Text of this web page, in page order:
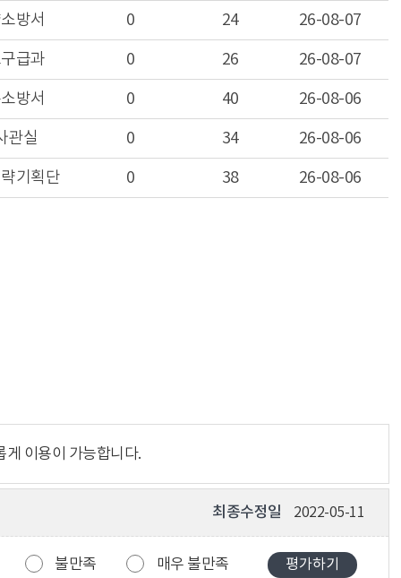
방서 0 24 26-08-07
급과 0 26 26-08-07
방서 0 40 26-08-06
관실 0 34 26-08-06
기획단 0 38 26-08-06
이용이 가능합니다.
최종수정일 2022-05-11
불만족 매우 불만족